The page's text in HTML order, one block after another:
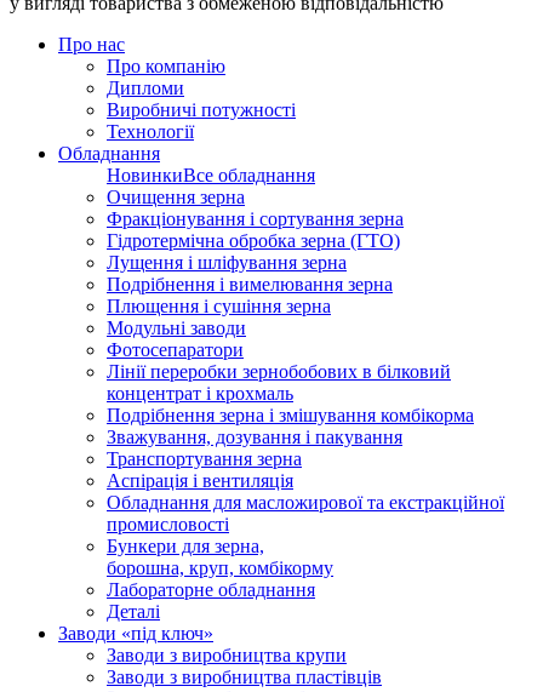
Про нас
Про компанію
Дипломи
Виробничі потужності
Технології
Обладнання
НовинкиВсе обладнання
Очищення зерна
Фракціонування і сортування зерна
Гідротермічна обробка зерна (ГТО)
Лущення і шліфування зерна
Подрібнення і вимелювання зерна
Плющення і сушіння зерна
Модульні заводи
Фотосепаратори
Лінії переробки зернобобових в білковий
концентрат і крохмаль
Подрібнення зерна і змішування комбікорма
Зважування, дозування і пакування
Транспортування зерна
Аспірація і вентиляція
Обладнання для масложирової та екстракційної
промисловості
Бункери для зерна,
борошна, круп, комбікорму
Лабораторне обладнання
Деталі
Заводи «під ключ»
Заводи з виробництва крупи
Заводи з виробництва пластівців